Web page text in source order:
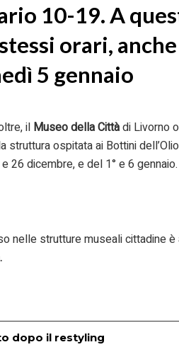
10-19. A
orari,
5 gennaio
il Museo della Cittàdi Livorno
struttura ospitata ai Bottini
26 dicembre, e del 1° e 6
nelle strutture museali cittadine è
dopo il restyling